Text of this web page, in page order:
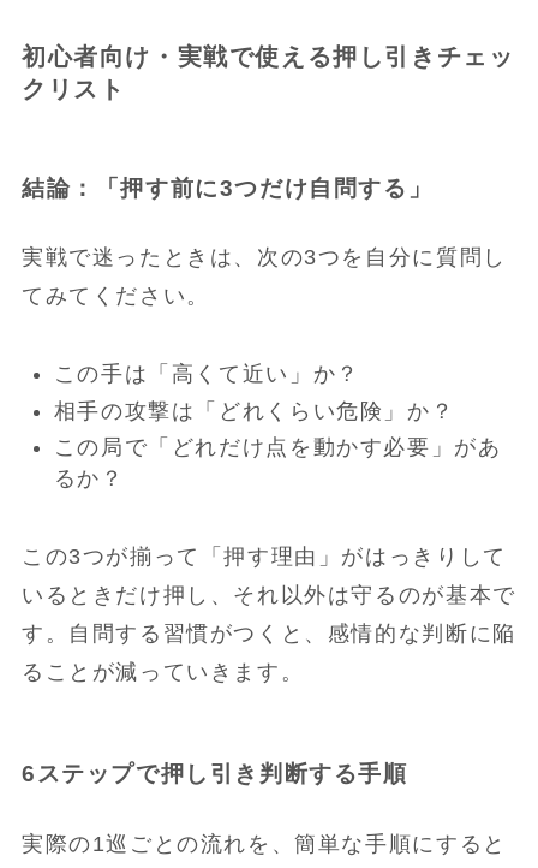
初心者向け・実戦で使える押し引きチェッ
クリスト
結論：「押す前に3つだけ自問する」
実戦で迷ったときは、次の3つを自分に質問し
てみてください。
この手は「高くて近い」か？
相手の攻撃は「どれくらい危険」か？
この局で「どれだけ点を動かす必要」があ
るか？
この3つが揃って「押す理由」がはっきりして
いるときだけ押し、それ以外は守るのが基本で
す。自問する習慣がつくと、感情的な判断に陥
ることが減っていきます。
6ステップで押し引き判断する手順
実際の1巡ごとの流れを、簡単な手順にすると